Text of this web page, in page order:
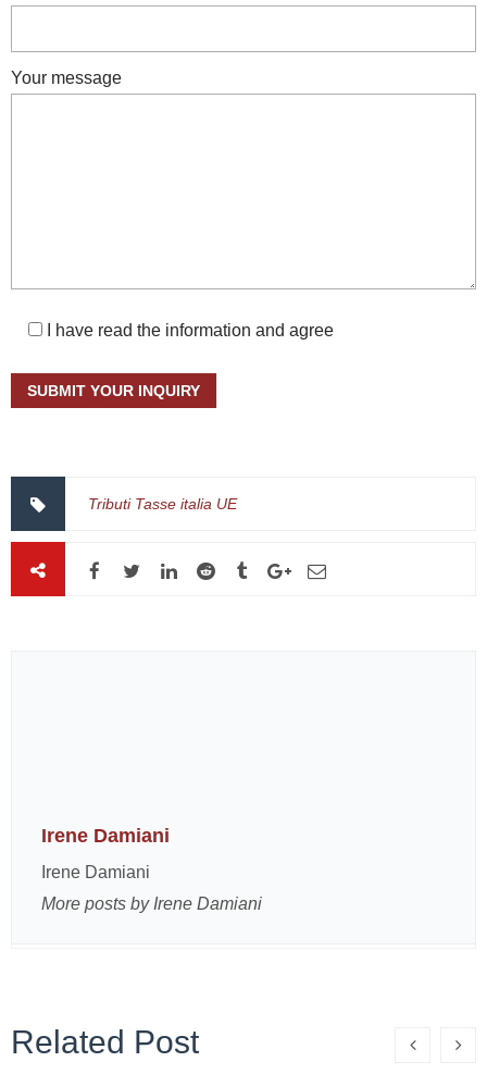
Your message
I have read the information and agree
Tributi Tasse italia UE
Irene Damiani
Irene Damiani
More posts by Irene Damiani
Related Post